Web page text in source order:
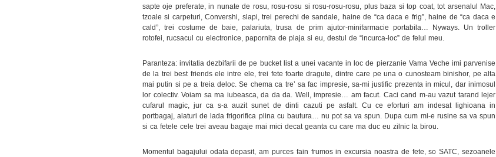
sapte oje preferate, in nunate de rosu, rosu-rosu si rosu-rosu-rosu, plus baza si top coat, tot arsenalul Mac,
tzoale si carpeturi, Convershi, slapi, trei perechi de sandale, haine de “ca daca e frig”, haine de “ca daca e
cald”, trei costume de baie, palariuta, trusa de prim ajutor-minifarmacie portabila… Nyways. Un troller
rotofei, rucsacul cu electronice, papornita de plaja si eu, destul de “incurca-loc” de felul meu.
Paranteza: invitatia dezbifarii de pe bucket list a unei vacante in loc de pierzanie Vama Veche imi parvenise
de la trei best friends ele intre ele, trei fete foarte dragute, dintre care pe una o cunosteam binishor, pe alta
mai putin si pe a treia deloc. Se chema ca tre’ sa fac impresie, sa-mi justific prezenta in micul, dar inimosul
lor colectiv. Voiam sa ma iubeasca, da da da. Well, impresie… am facut. Caci cand m-au vazut tarand lejer
cufarul magic, jur ca s-a auzit sunet de dinti cazuti pe asfalt. Cu ce eforturi am indesat lighioana in
portbagaj, alaturi de lada frigorifica plina cu bautura… nu pot sa va spun. Dupa cum mi-e rusine sa va spun
si ca fetele cele trei aveau bagaje mai mici decat geanta cu care ma duc eu zilnic la birou.
Momentul bagajului odata depasit, am purces fain frumos in excursia noastra de fete, so SATC, sezoanele